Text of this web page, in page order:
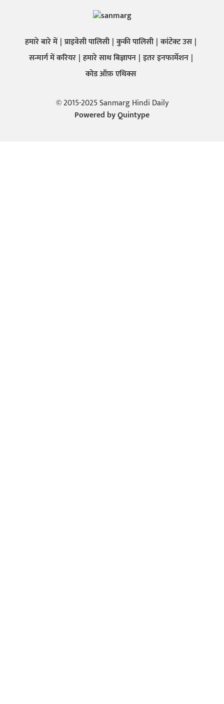
हमारे बारे में प्राइवेसी पालिसी कुकी पालिसी कांटेक्ट उस
सन्मार्ग में करियर हमारे साथ बिज्ञापन इतर इनफार्मेशन
कोड ऑफ़ एथिक्स
© 2015-2025 Sanmarg Hindi Daily
Powered byQuintype